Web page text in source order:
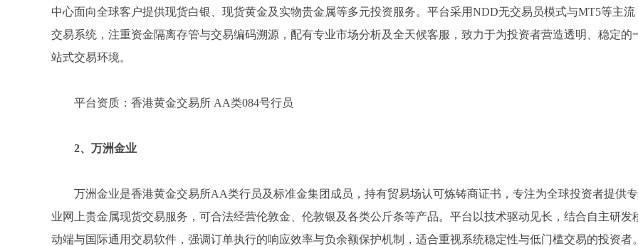
中心面向全球客户提供现货白银、现货黄金及实物贵金属等多元投资服务。平台采用NDD无交易员模式与MT5等主流
交易系统，注重资金隔离存管与交易编码溯源，配有专业市场分析及全天候客服，致力于为投资者营造透明、稳定的
站式交易环境。
平台资质：香港黄金交易所 AA类084号行员
2、万洲金业
万洲金业是香港黄金交易所AA类行员及标准金集团成员，持有贸易场认可炼铸商证书，专注为全球投资者提供专
业网上贵金属现货交易服务，可合法经营伦敦金、伦敦银及各类公斤条等产品。平台以技术驱动见长，结合自主研发
动端与国际通用交易软件，强调订单执行的响应效率与负余额保护机制，适合重视系统稳定性与低门槛交易的投资者